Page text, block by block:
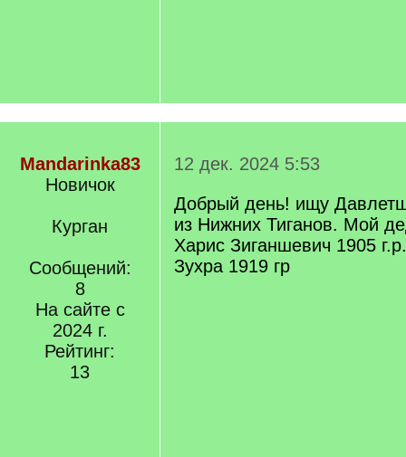
Mandarinka83
Новичок
Курган
Сообщений:
8
На сайте с
2024 г.
Рейтинг:
13
12 дек. 2024 5:53
Добрый день! ищу
из Нижних Тиганов. Мой
Харис Зиганшевич 1905
Зухра 1919 гр